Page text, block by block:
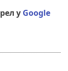
у Google